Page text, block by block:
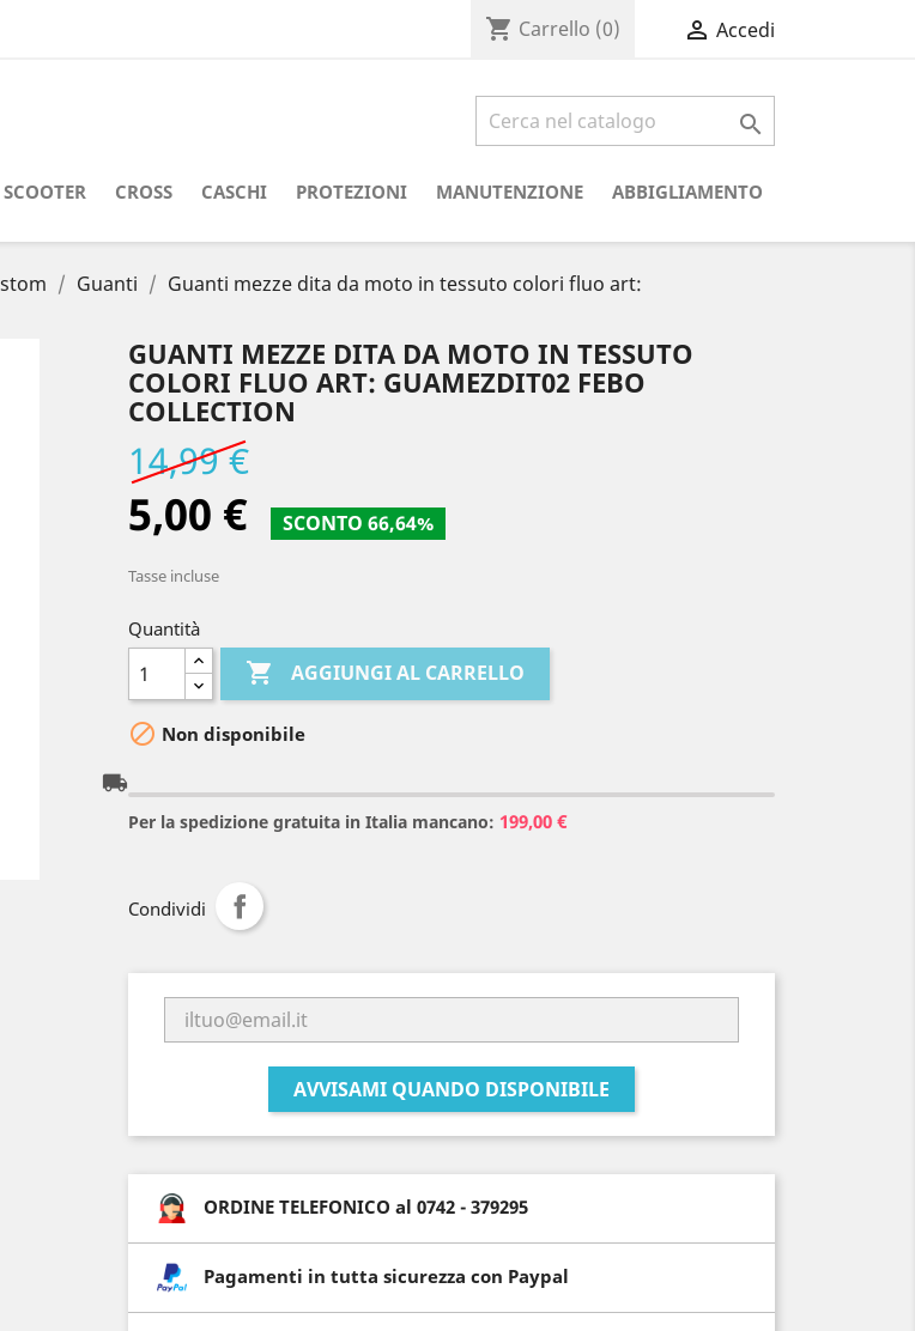
shopping_cart Carrello (0)  Accedi

CROSS CASCHI PROTEZIONI MANUTENZIONE ABBIGLIAMENTO
Guanti
Guanti mezze dita da moto in tessuto colori fluo art:
GUANTI MEZZE DITA DA MOTO IN TESSUTO
COLORI FLUO ART: GUAMEZDIT02 FEBO
COLLECTION
14,99 €
5,00 € SCONTO 66,64%
Tasse incluse
Quantità
 AGGIUNGI AL CARRELLO
 Non disponibile
local_shipping
Per la spedizione gratuita in Italia mancano: 199,00 €
Condividi
AVVISAMI QUANDO DISPONIBILE
ORDINE TELEFONICO al 0742 - 379295
Pagamenti in tutta sicurezza con Paypal